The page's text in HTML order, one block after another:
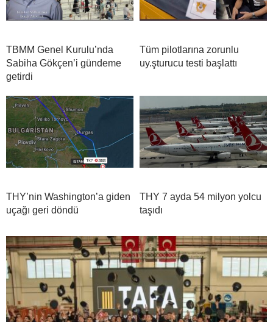
TBMM Genel Kurulu’nda
Sabiha Gökçen’i gündeme
getirdi
Tüm pilotlarına zorunlu
uy.şturucu testi başlattı
THY’nin Washington’a giden
uçağı geri döndü
THY 7 ayda 54 milyon yolcu
taşıdı